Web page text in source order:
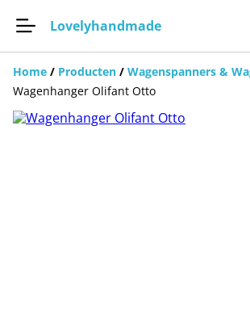
Lovelyhandmade
Home / Producten / Wagenspanners &
Wagenhanger Olifant Otto